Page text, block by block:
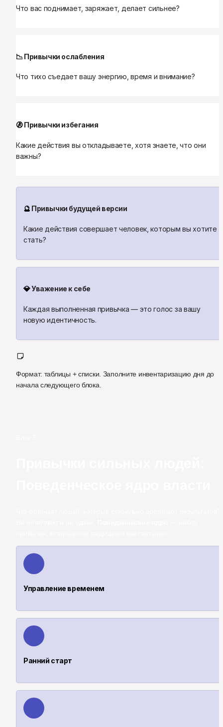
Что вас поднимает, заряжает, делает сильнее?
📉 Привычки ослабления
Что тихо съедает вашу энергию, время и внимание?
🚷 Привычки избегания
Какие действия вы откладываете, хотя знаете, что они
важны?
🔮 Привычки будущей версии
Какие действия совершает человек, которым вы хотите
стать?
💎 Уважение к себе
Каждая выполненная привычка — это голос за вашу
новую идентичность.
Формат: таблицы + списки. Заполните инвентаризацию дня до
начала следующего блока.
Управление временем
Ранний старт